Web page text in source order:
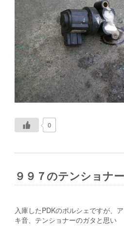
0
９９７のテンショナ
入庫したPDKのポルシェですが、
キ音、テンショナーのガタと思い